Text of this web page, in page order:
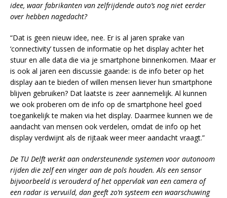
idee, waar fabrikanten van zelfrijdende auto’s nog niet eerder
over hebben nagedacht?
“Dat is geen nieuw idee, nee. Er is al jaren sprake van
‘connectivity’ tussen de informatie op het display achter het
stuur en alle data die via je smartphone binnenkomen. Maar er
is ook al jaren een discussie gaande: is de info beter op het
display aan te bieden of willen mensen liever hun smartphone
blijven gebruiken? Dat laatste is zeer aannemelijk. Al kunnen
we ook proberen om de info op de smartphone heel goed
toegankelijk te maken via het display. Daarmee kunnen we de
aandacht van mensen ook verdelen, omdat de info op het
display verdwijnt als de rijtaak weer meer aandacht vraagt.”
De TU Delft werkt aan ondersteunende systemen voor autonoom
rijden die zelf een vinger aan de pols houden. Als een sensor
bijvoorbeeld is verouderd of het oppervlak van een camera of
een radar is vervuild, dan geeft zo’n systeem een waarschuwing